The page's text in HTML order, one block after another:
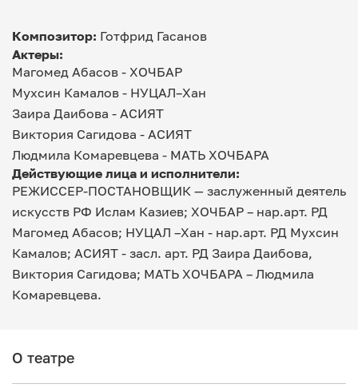
Композитор: Готфрид Гасанов
Актеры:
Магомед Абасов - ХОЧБАР
Мухсин Камалов - НУЦАЛ–Хан
Заира Даибова - АСИЯТ
Виктория Сагидова - АСИЯТ
Людмила Комаревцева - МАТЬ ХОЧБАРА
Действующие лица и исполнители:
РЕЖИССЕР-ПОСТАНОВЩИК — заслуженный деятель
искусств РФ Ислам Казиев; ХОЧБАР – нар.арт. РД
Магомед Абасов; НУЦАЛ –Хан - нар.арт. РД Мухсин
Камалов; АСИЯТ - засл. арт. РД Заира Даибова,
Виктория Сагидова; МАТЬ ХОЧБАРА – Людмила
Комаревцева.
О театре